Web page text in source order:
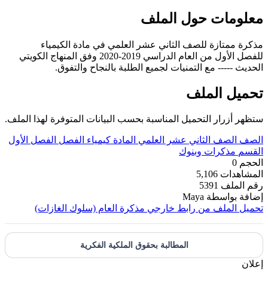
معلومات حول الملف
مذكرة ممتازة للصف الثاني عشر العلمي في مادة الكيمياء
للفصل الأول من العام الدراسي 2019-2020 وفق المنهاج الكويتي
الحديث ----- مع التمنيات لجميع الطلبة بالنجاح والتفوق.
تحميل الملف
ستظهر أزرار التحميل المناسبة بحسب البيانات المتوفرة لهذا الملف.
الصف الصف الثاني عشر العلمي المادة كيمياء الفصل
الفصل الأول
القسم مذكرات وبنوك
الحجم 0
المشاهدات 5,106
رقم الملف 5391
إضافة بواسطة Maya
تحميل الملف من رابط خارجي مذكرة العام (سلوك الغازات)
المطالبة بحقوق الملكية الفكرية
إعلان